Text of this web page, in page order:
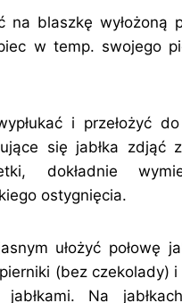
na blaszkę wyłożoną
w temp. swojego
i przełożyć
się jabłka zdjąć
dokładnie
ostygnięcia.
ułożyć połowę
pierniki (bez czekolady)
jabłkami. Na